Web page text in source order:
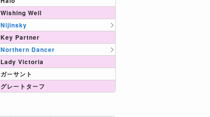
Wishing Well
Nijinsky
Key Partner
Northern Dancer
Lady Victoria
ガーサント
グレートターフ